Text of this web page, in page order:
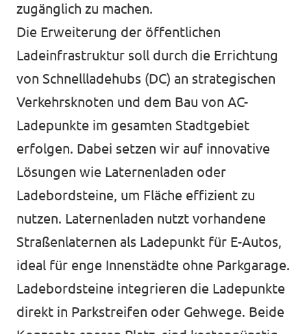
zugänglich zu machen.
Die Erweiterung der öffentlichen
Ladeinfrastruktur soll durch die Errichtung
von Schnellladehubs (DC) an strategischen
Verkehrsknoten und dem Bau von AC-
Ladepunkte im gesamten Stadtgebiet
erfolgen. Dabei setzen wir auf innovative
Lösungen wie Laternenladen oder
Ladebordsteine, um Fläche effizient zu
nutzen. Laternenladen nutzt vorhandene
Straßenlaternen als Ladepunkt für E-Autos,
ideal für enge Innenstädte ohne Parkgarage.
Ladebordsteine integrieren die Ladepunkte
direkt in Parkstreifen oder Gehwege. Beide